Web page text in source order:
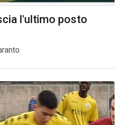
l'ultimo posto